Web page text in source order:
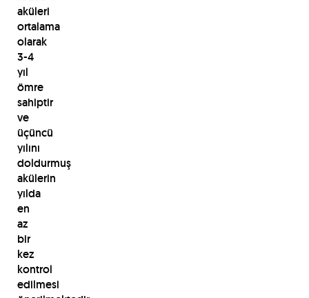
aküleri
ortalama
olarak
3-4
yıl
ömre
sahiptir
ve
üçüncü
yılını
doldurmuş
akülerin
yılda
en
az
bir
kez
kontrol
edilmesi